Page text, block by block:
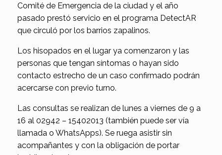
Comité de Emergencia de la ciudad y el año
pasado prestó servicio en el programa DetectAR
que circuló por los barrios zapalinos.
Los hisopados en el lugar ya comenzaron y las
personas que tengan síntomas o hayan sido
contacto estrecho de un caso confirmado podrán
acercarse con previo turno.
Las consultas se realizan de lunes a viernes de 9 a
16 al 02942 – 15402013 (también puede ser vía
llamada o WhatsApps). Se ruega asistir sin
acompañantes y con la obligación de portar